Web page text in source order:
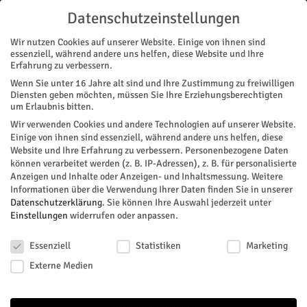
Start
« Alle Veranstaltungen
Diese Veranstaltung hat bereits stattgefunden.
Open Air Kino: Oh la la 2
Datenschutzeinstellungen
Wir nutzen Cookies auf unserer Website. Einige von ihnen sind
essenziell, während andere uns helfen, diese Website und Ihre
Erfahrung zu verbessern.
Wenn Sie unter 16 Jahre alt sind und Ihre Zustimmung zu freiwilligen
Diensten geben möchten, müssen Sie Ihre Erziehungsberechtigten
um Erlaubnis bitten.
Wir verwenden Cookies und andere Technologien auf unserer Website.
Einige von ihnen sind essenziell, während andere uns helfen, diese
Website und Ihre Erfahrung zu verbessern. Personenbezogene Daten
können verarbeitet werden (z. B. IP-Adressen), z. B. für personalisierte
Anzeigen und Inhalte oder Anzeigen- und Inhaltsmessung. Weitere
Informationen über die Verwendung Ihrer Daten finden Sie in unserer
Datenschutzerklärung. Sie können Ihre Auswahl jederzeit unter
Einstellungen widerrufen oder anpassen.
Essenziell
Statistiken
Marketing
Externe Medien